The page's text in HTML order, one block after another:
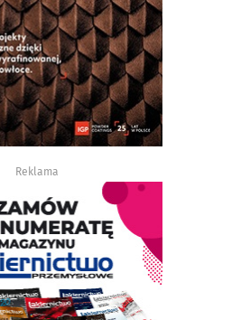
Reklama